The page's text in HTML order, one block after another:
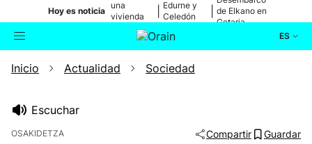
Hoy es noticia
una
vivienda
de Bilbao
Edurne y
Celedón
de Elkano en
Getaria
ES
Buscador Actualidad
Inicio Actualidad Sociedad
Escuchar
OSAKIDETZA Compartir Guardar